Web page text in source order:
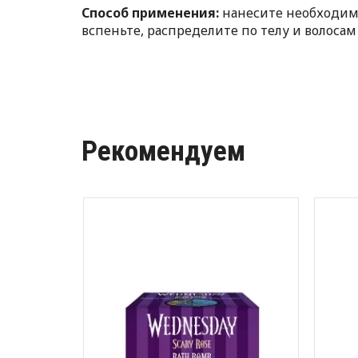
Способ применения: нанесите
вспеньте, распределите по телу и
Рекомендуем